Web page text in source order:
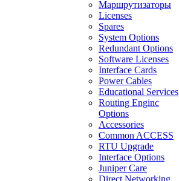
Маршрутизаторы
Licenses
Spares
System Options
Redundant Options
Software Licenses
Interface Cards
Power Cables
Educational Services
Routing Enginc
Options
Accessories
Common ACCESS
RTU Upgrade
Interface Options
Juniper Care